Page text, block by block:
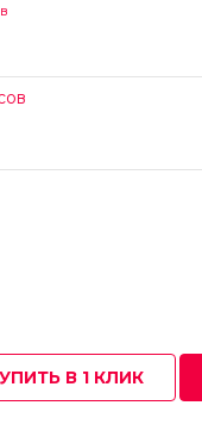
В 1 КЛИК